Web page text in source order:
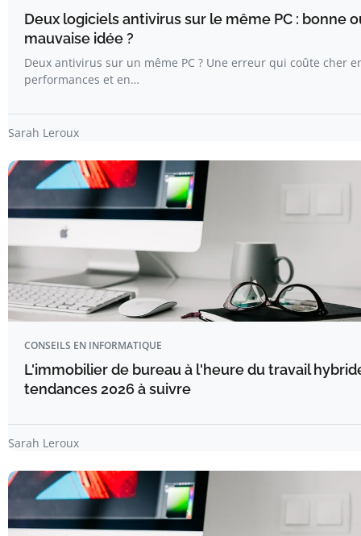
Deux logiciels antivirus sur le même PC : bonne
mauvaise idée ?
Deux antivirus sur un même PC ? Une erreur qui coûte cher
performances et en…
Sarah Leroux
CONSEILS EN INFORMATIQUE
L'immobilier de bureau à l'heure du travail
tendances 2026 à suivre
Sarah Leroux